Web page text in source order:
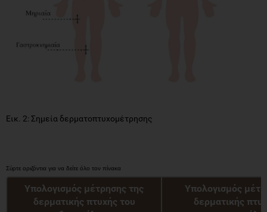
Εικ. 2: Σημεία δερματοπτυχομέτρησης
Υπολογισμός μέτρησης της
δερματικής πτυχής του
Υπολογισμός
δερματικής